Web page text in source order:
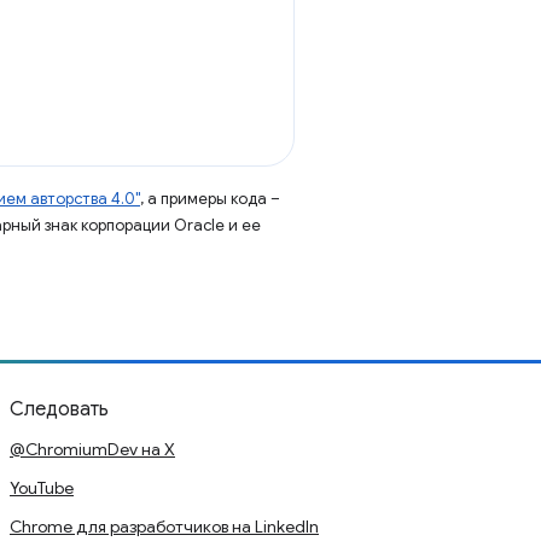
авторства 4.0", а примеры кода –
знак корпорации Oracle и ее
Следовать
@ChromiumDev на X
YouTube
Chrome для разработчиков на LinkedIn